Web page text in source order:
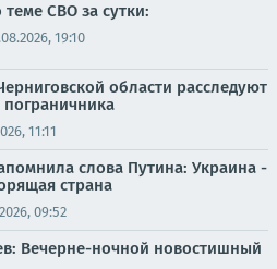
СВО за сутки:
19:10
области расследуют
11:11
слова Путина: Украина -
страна
09:52
Вечерне-ночной новостишный